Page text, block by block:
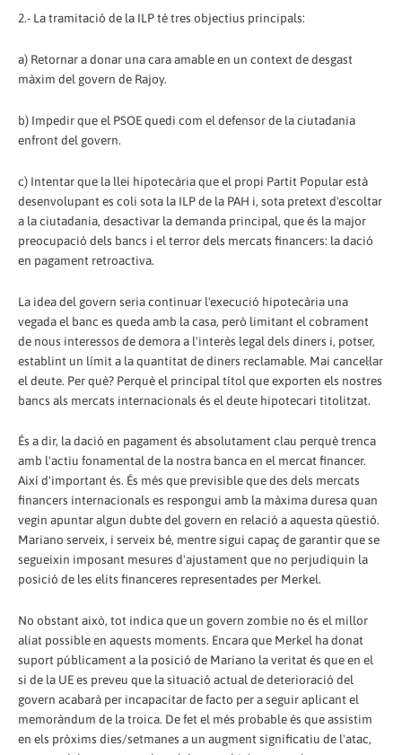
2.- La tramitació de la ILP té tres objectius principals:
a) Retornar a donar una cara amable en un context de desgast
màxim del govern de Rajoy.
b) Impedir que el PSOE quedi com el defensor de la ciutadania
enfront del govern.
c) Intentar que la llei hipotecària que el propi Partit Popular està
desenvolupant es coli sota la ILP de la PAH i, sota pretext d'escoltar
a la ciutadania, desactivar la demanda principal, que és la major
preocupació dels bancs i el terror dels mercats financers: la dació
en pagament retroactiva.
La idea del govern seria continuar l'execució hipotecària una
vegada el banc es queda amb la casa, però limitant el cobrament
de nous interessos de demora a l'interès legal dels diners i, potser,
establint un límit a la quantitat de diners reclamable. Mai cancel·lar
el deute. Per què? Perquè el principal títol que exporten els nostres
bancs als mercats internacionals és el deute hipotecari titolitzat.
És a dir, la dació en pagament és absolutament clau perquè trenca
amb l'actiu fonamental de la nostra banca en el mercat financer.
Així d'important és. És més que previsible que des dels mercats
financers internacionals es respongui amb la màxima duresa quan
vegin apuntar algun dubte del govern en relació a aquesta qüestió.
Mariano serveix, i serveix bé, mentre sigui capaç de garantir que se
segueixin imposant mesures d'ajustament que no perjudiquin la
posició de les elits financeres representades per Merkel.
No obstant això, tot indica que un govern zombie no és el millor
aliat possible en aquests moments. Encara que Merkel ha donat
suport públicament a la posició de Mariano la veritat és que en el
si de la UE es preveu que la situació actual de deterioració del
govern acabarà per incapacitar de facto per a seguir aplicant el
memoràndum de la troica. De fet el més probable és que assistim
en els pròxims dies/setmanes a un augment significatiu de l'atac,